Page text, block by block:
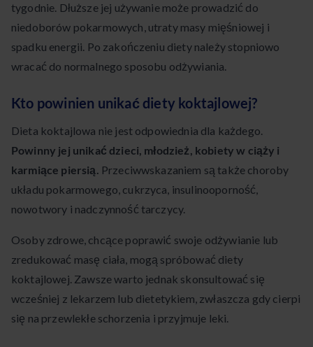
tygodnie. Dłuższe jej używanie może prowadzić do
niedoborów pokarmowych, utraty masy mięśniowej i
spadku energii. Po zakończeniu diety należy stopniowo
wracać do normalnego sposobu odżywiania.
Kto powinien unikać diety koktajlowej?
Dieta koktajlowa nie jest odpowiednia dla każdego.
Powinny jej unikać dzieci, młodzież, kobiety w ciąży i
karmiące piersią. Przeciwwskazaniem są także choroby
układu pokarmowego, cukrzyca, insulinooporność,
nowotwory i nadczynność tarczycy.
Osoby zdrowe, chcące poprawić swoje odżywianie lub
zredukować masę ciała, mogą spróbować diety
koktajlowej. Zawsze warto jednak skonsultować się
wcześniej z lekarzem lub dietetykiem, zwłaszcza gdy cierpi
się na przewlekłe schorzenia i przyjmuje leki.